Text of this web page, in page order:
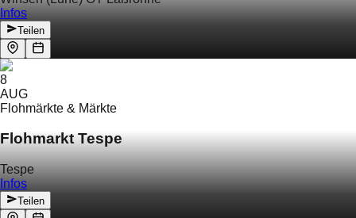
Infos
Teilen
8
AUG
Flohmärkte & Märkte
Flohmarkt Tespe
Tespe
Infos
Teilen